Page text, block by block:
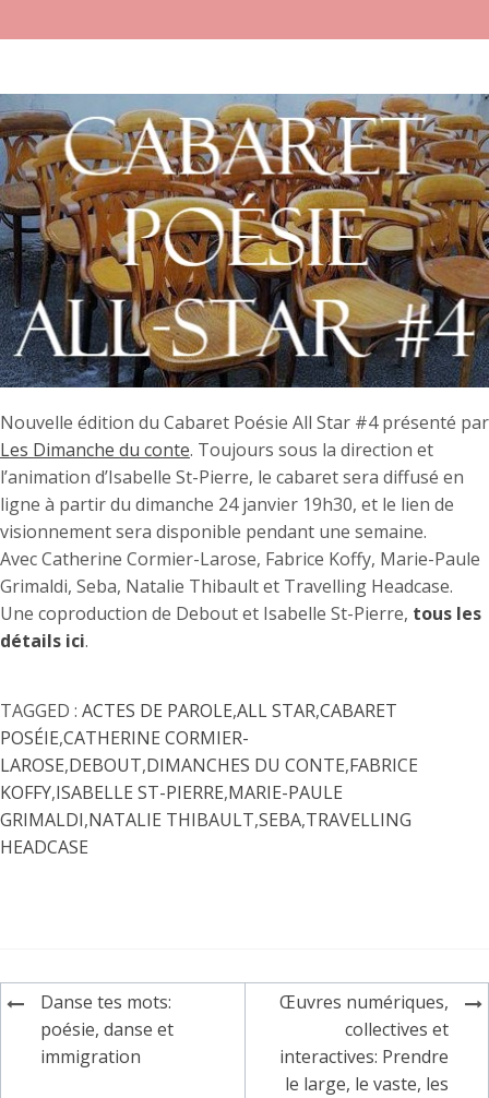
Nouvelle édition du Cabaret Poésie All Star #4 présenté par
Les Dimanche du conte. Toujours sous la direction et
l’animation d’Isabelle St-Pierre, le cabaret sera diffusé en
ligne à partir du dimanche 24 janvier 19h30, et le lien de
visionnement sera disponible pendant une semaine.
Avec Catherine Cormier-Larose, Fabrice Koffy, Marie-Paule
Grimaldi, Seba, Natalie Thibault et Travelling Headcase.
Une coproduction de Debout et Isabelle St-Pierre, tous les
détails ici.
TAGGED : ACTES DE PAROLE,ALL STAR,CABARET
POSÉIE,CATHERINE CORMIER-
LAROSE,DEBOUT,DIMANCHES DU CONTE,FABRICE
KOFFY,ISABELLE ST-PIERRE,MARIE-PAULE
GRIMALDI,NATALIE THIBAULT,SEBA,TRAVELLING
HEADCASE
Navigation
l'article
Danse tes mots:
poésie, danse et
immigration
Œuvres numériques,
collectives et
interactives: Prendre
le large, le vaste, les